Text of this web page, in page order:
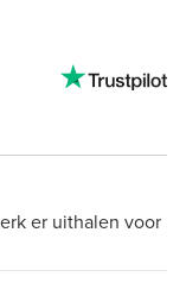
er uithalen voor